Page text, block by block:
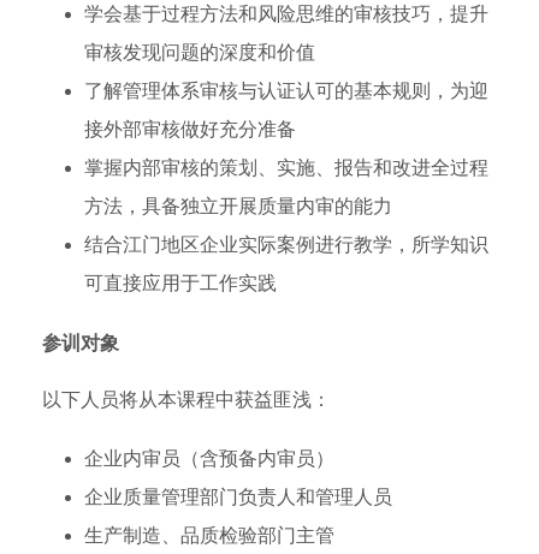
学会基于过程方法和风险思维的审核技巧，提升
审核发现问题的深度和价值
了解管理体系审核与认证认可的基本规则，为迎
接外部审核做好充分准备
掌握内部审核的策划、实施、报告和改进全过程
方法，具备独立开展质量内审的能力
结合江门地区企业实际案例进行教学，所学知识
可直接应用于工作实践
参训对象
以下人员将从本课程中获益匪浅：
企业内审员（含预备内审员）
企业质量管理部门负责人和管理人员
生产制造、品质检验部门主管